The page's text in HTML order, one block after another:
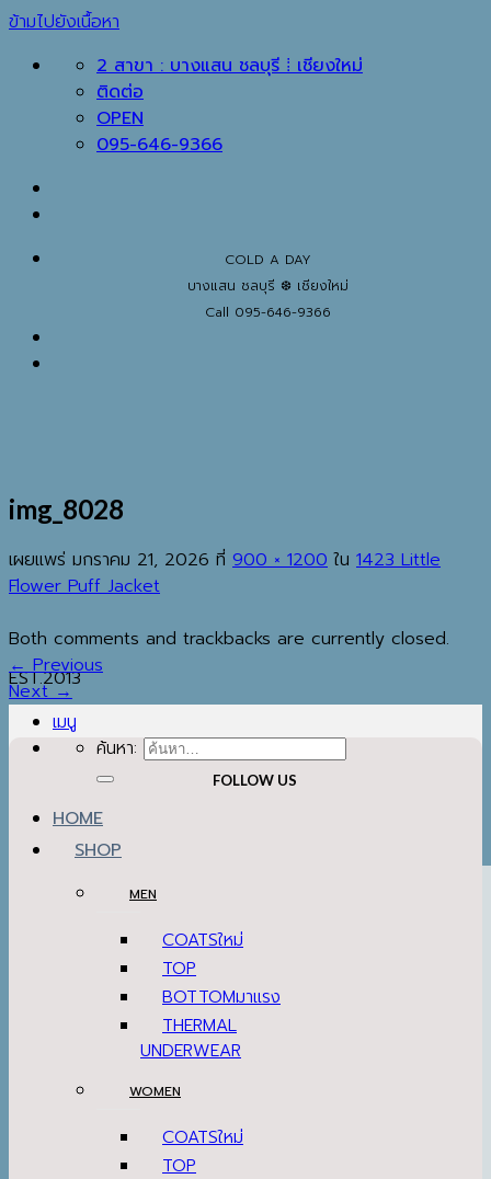
ข้ามไปยังเนื้อหา
2 สาขา : บางแสน ชลบุรี ⁞ เชียงใหม่
ติดต่อ
OPEN
095-646-9366
COLD A DAY
บางแสน ชลบุรี ❆ เชียงใหม่
Call 095-646-9366
EST.2013
เมนู
ค้นหา:
HOME
SHOP
MEN
COATS
TOP
BOTTOM
THERMAL
UNDERWEAR
WOMEN
COATS
TOP
img_8028
เผยแพร่ มกราคม 21, 2026 ที่ 900 × 1200 ใน 1423 Little
Flower Puff Jacket
Both comments and trackbacks are currently closed.
←Previous
Next→
FOLLOW US